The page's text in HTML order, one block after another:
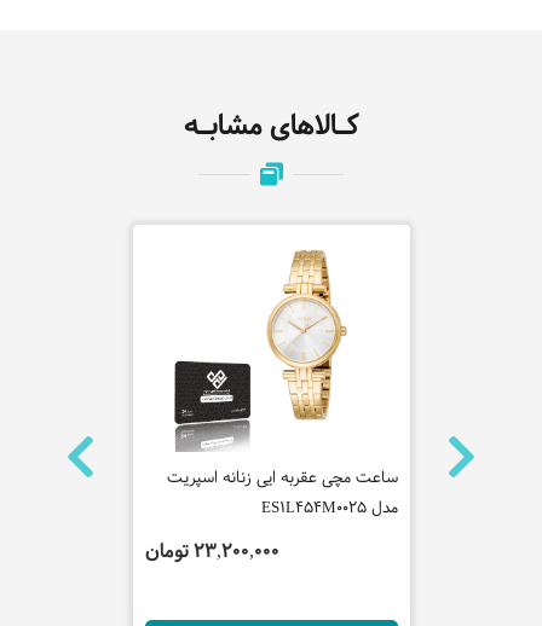
کـالاهای مشابـه
ساعت مچی
ساعت مچی عقربه ایی زنانه اسپریت
مدل ES1L454M0025
23,200,000 تومان